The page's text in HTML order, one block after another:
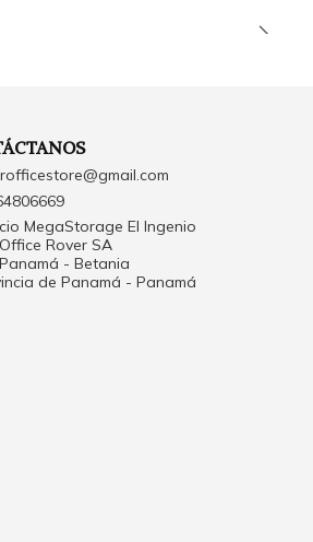
MegaStorage El Ingenio
Rover SA
- Betania
de Panamá - Panamá